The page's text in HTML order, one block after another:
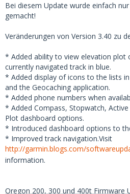
Bei diesem Update wurde einfach
gemacht!
Veränderungen von Version 3.40 zu
* Added ability to view elevation
currently navigated track in blue.
* Added display of icons to the lists
and the Geocaching application.
* Added phone numbers when
* Added Compass, Stopwatch,
Plot dashboard options.
* Introduced dashboard options to
* Improved track navigation.Visit
http://garmin.blogs.com/
information.
Oregon 200, 300 und 400t Firmware